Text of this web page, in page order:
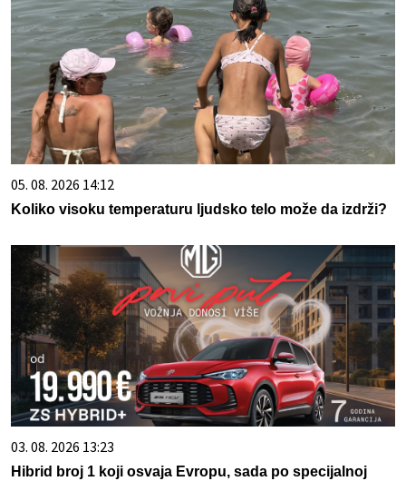
05. 08. 2026 14:12
Koliko visoku temperaturu ljudsko telo može da izdrži?
03. 08. 2026 13:23
Hibrid broj 1 koji osvaja Evropu, sada po specijalnoj